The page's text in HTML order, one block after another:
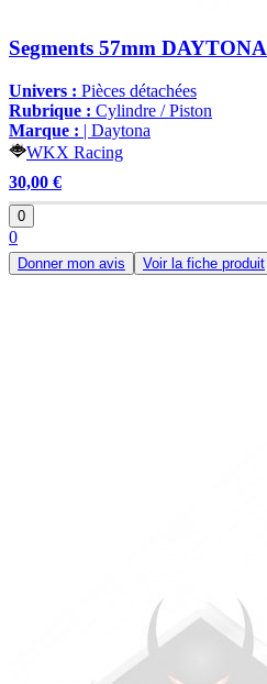
Segments 57mm DAYTONA
Univers : Pièces détachées
Rubrique : Cylindre / Piston
Marque : | Daytona
WKX Racing
30,00 €
0
0
Donner mon avis Voir la fiche produit